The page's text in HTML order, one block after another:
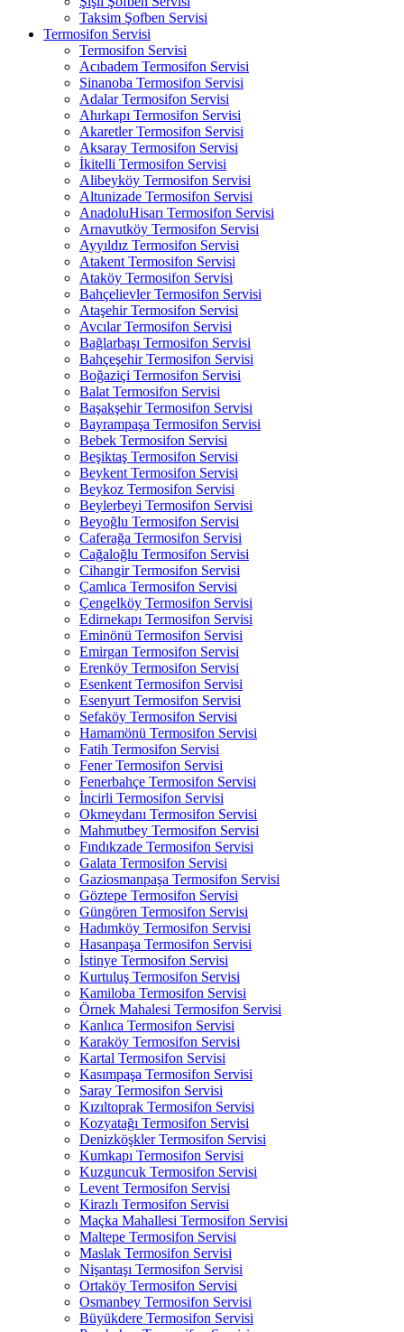
Taksim Şofben Servisi
Termosifon Servisi
Termosifon Servisi
Acıbadem Termosifon Servisi
Sinanoba Termosifon Servisi
Adalar Termosifon Servisi
Ahırkapı Termosifon Servisi
Akaretler Termosifon Servisi
Aksaray Termosifon Servisi
İkitelli Termosifon Servisi
Alibeyköy Termosifon Servisi
Altunizade Termosifon Servisi
AnadoluHisarı Termosifon Servisi
Arnavutköy Termosifon Servisi
Ayyıldız Termosifon Servisi
Atakent Termosifon Servisi
Ataköy Termosifon Servisi
Bahçelievler Termosifon Servisi
Ataşehir Termosifon Servisi
Avcılar Termosifon Servisi
Bağlarbaşı Termosifon Servisi
Bahçeşehir Termosifon Servisi
Boğaziçi Termosifon Servisi
Balat Termosifon Servisi
Başakşehir Termosifon Servisi
Bayrampaşa Termosifon Servisi
Bebek Termosifon Servisi
Beşiktaş Termosifon Servisi
Beykent Termosifon Servisi
Beykoz Termosifon Servisi
Beylerbeyi Termosifon Servisi
Beyoğlu Termosifon Servisi
Caferağa Termosifon Servisi
Cağaloğlu Termosifon Servisi
Cihangir Termosifon Servisi
Çamlıca Termosifon Servisi
Çengelköy Termosifon Servisi
Edirnekapı Termosifon Servisi
Eminönü Termosifon Servisi
Emirgan Termosifon Servisi
Erenköy Termosifon Servisi
Esenkent Termosifon Servisi
Esenyurt Termosifon Servisi
Sefaköy Termosifon Servisi
Hamamönü Termosifon Servisi
Fatih Termosifon Servisi
Fener Termosifon Servisi
Fenerbahçe Termosifon Servisi
İncirli Termosifon Servisi
Okmeydanı Termosifon Servisi
Mahmutbey Termosifon Servisi
Fındıkzade Termosifon Servisi
Galata Termosifon Servisi
Gaziosmanpaşa Termosifon Servisi
Göztepe Termosifon Servisi
Güngören Termosifon Servisi
Hadımköy Termosifon Servisi
Hasanpaşa Termosifon Servisi
İstinye Termosifon Servisi
Kurtuluş Termosifon Servisi
Kamiloba Termosifon Servisi
Örnek Mahalesi Termosifon Servisi
Kanlıca Termosifon Servisi
Karaköy Termosifon Servisi
Kartal Termosifon Servisi
Kasımpaşa Termosifon Servisi
Saray Termosifon Servisi
Kızıltoprak Termosifon Servisi
Kozyatağı Termosifon Servisi
Denizköşkler Termosifon Servisi
Kumkapı Termosifon Servisi
Kuzguncuk Termosifon Servisi
Levent Termosifon Servisi
Kirazlı Termosifon Servisi
Maçka Mahallesi Termosifon Servisi
Maltepe Termosifon Servisi
Maslak Termosifon Servisi
Nişantaşı Termosifon Servisi
Ortaköy Termosifon Servisi
Osmanbey Termosifon Servisi
Büyükdere Termosifon Servisi